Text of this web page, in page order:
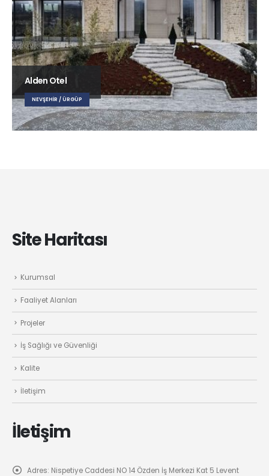
Alden Otel
NEVŞEHIR / ÜRGÜP
Site Haritası
Kurumsal
Faaliyet Alanları
Projeler
İş Sağlığı ve Güvenliği
Kalite
İletişim
İletişim
Adres: Nispetiye Caddesi NO 14 Özden İş Merkezi Kat 5 Levent